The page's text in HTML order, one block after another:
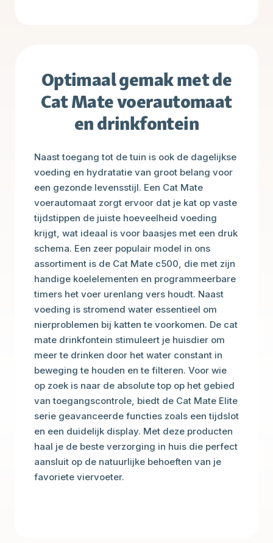
Optimaal gemak met de
Cat Mate voerautomaat
en drinkfontein
Naast toegang tot de tuin is ook de dagelijkse
voeding en hydratatie van groot belang voor
een gezonde levensstijl. Een Cat Mate
voerautomaat zorgt ervoor dat je kat op vaste
tijdstippen de juiste hoeveelheid voeding
krijgt, wat ideaal is voor baasjes met een druk
schema. Een zeer populair model in ons
assortiment is de Cat Mate c500, die met zijn
handige koelelementen en programmeerbare
timers het voer urenlang vers houdt. Naast
voeding is stromend water essentieel om
nierproblemen bij katten te voorkomen. De cat
mate drinkfontein stimuleert je huisdier om
meer te drinken door het water constant in
beweging te houden en te filteren. Voor wie
op zoek is naar de absolute top op het gebied
van toegangscontrole, biedt de Cat Mate Elite
serie geavanceerde functies zoals een tijdslot
en een duidelijk display. Met deze producten
haal je de beste verzorging in huis die perfect
aansluit op de natuurlijke behoeften van je
favoriete viervoeter.